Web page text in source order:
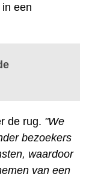
een
de rug. "We
bezoekers
waardoor
van een